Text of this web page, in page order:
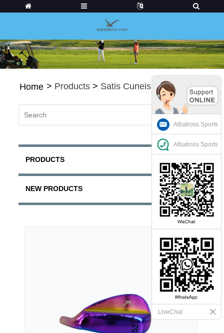
Home > Products > Satis Cuneis
PRODUCTS
NEW PRODUCTS
Albatross Sports
Albatross Sports
LiveChat